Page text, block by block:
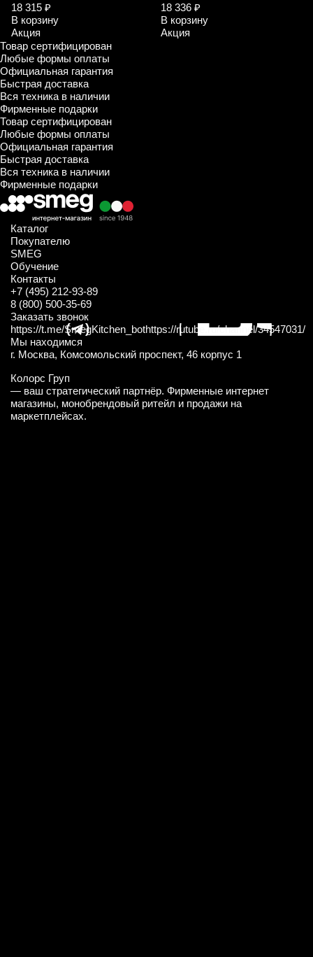
18 315 ₽
В корзину
Акция
18 336 ₽
В корзину
Акция
Товар сертифицирован
Любые формы оплаты
Официальная гарантия
Быстрая доставка
Вся техника в наличии
Фирменные подарки
Товар сертифицирован
Любые формы оплаты
Официальная гарантия
Быстрая доставка
Вся техника в наличии
Фирменные подарки
Каталог
Покупателю
SMEG
Обучение
Контакты
+7 (495) 212-93-89
8 (800) 500-35-69
Заказать звонок
https://t.me/SmegKitchen_bothttps://rutube.ru/channel/34547031/
Мы находимся
г. Москва, Комсомольский проспект, 46 корпус 1
Колорс Груп
— ваш стратегический партнёр. Фирменные интернет
магазины, монобрендовый ритейл и продажи на
маркетплейсах.